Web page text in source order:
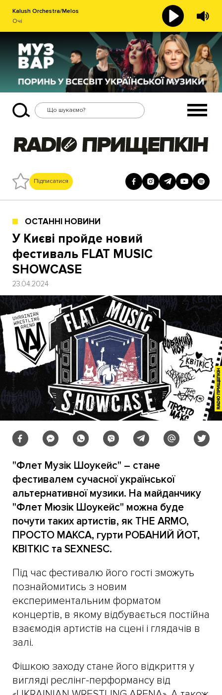
Kalush Orchestra/Melos
Очі
Підписатися
ОСТАННІ НОВИНИ
У Києві пройде новий
фестиваль FLAT MUSIC
SHOWCASE
23.04.2024
"Флет Музік Шоукейс" – стане
фестивалем сучасної української
альтернативної музики. На майданчику
"Флет Мюзік Шоукейс" можна буде
почути таких артистів, як THE ARMO,
ПРОСТО МАКСА, гурти РОБАНИЙ ЙОТ,
КВІТКІС та SEXNESC.
Під час фестивалю його гості зможуть
познайомитись з новим
експериментальним форматом
концертів, в якому відбувається постійна
взаємодія артистів на сцені і глядачів в
залі.
Фішкою заходу стане його відкриття у
вигляді реслінг-перформансу від